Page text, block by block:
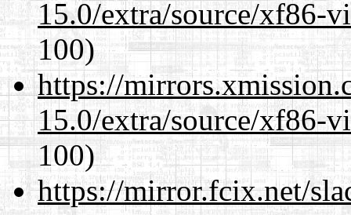
15.0/extra/source/xf86-
100)
https://
15.0/extra/source/xf86-
100)
https://mirror.fcix.net/